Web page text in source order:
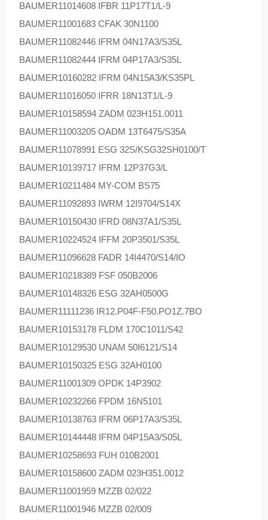
BAUMER11014608 IFBR 11P17T1/L-9
BAUMER11001683 CFAK 30N1100
BAUMER11082446 IFRM 04N17A3/S35L
BAUMER11082444 IFRM 04P17A3/S35L
BAUMER10160282 IFRM 04N15A3/KS35PL
BAUMER11016050 IFRR 18N13T1/L-9
BAUMER10158594 ZADM 023H151.0011
BAUMER11003205 OADM 13T6475/S35A
BAUMER11078991 ESG 32S/KSG32SH0100/T
BAUMER10139717 IFRM 12P37G3/L
BAUMER10211484 MY-COM BS75
BAUMER11092893 IWRM 12I9704/S14X
BAUMER10150430 IFRD 08N37A1/S35L
BAUMER10224524 IFFM 20P3501/S35L
BAUMER11096628 FADR 14I4470/S14/IO
BAUMER10218389 FSF 050B2006
BAUMER10148326 ESG 32AH0500G
BAUMER11111236 IR12.P04F-F50.PO1Z.7BO
BAUMER10153178 FLDM 170C1011/S42
BAUMER10129530 UNAM 50I6121/S14
BAUMER10150325 ESG 32AH0100
BAUMER11001309 OPDK 14P3902
BAUMER10232266 FPDM 16N5101
BAUMER10138763 IFRM 06P17A3/S35L
BAUMER10144448 IFRM 04P15A3/S05L
BAUMER10258693 FUH 010B2001
BAUMER10158600 ZADM 023H351.0012
BAUMER11001959 MZZB 02/022
BAUMER11001946 MZZB 02/009